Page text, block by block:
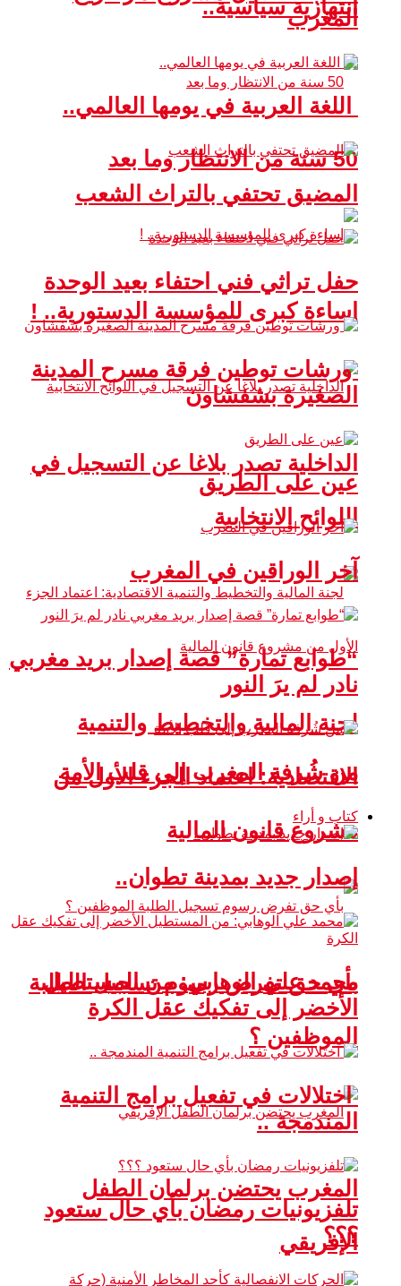
انتهازية سياسية..
50 سنة من الانتظار وما بعد
إساءة كبرى للمؤسسة الدستورية.. !
الداخلية تصدر بلاغا عن التسجيل في
اللوائح الانتخابية
لجنة المالية والتخطيط والتنمية
الاقتصادية: اعتماد الجزء الأول من
مشروع قانون المالية
بأي حق تفرض رسوم تسجيل الطلبة
الموظفين ؟
المغرب يحتضن برلمان الطفل
الإفريقي
المغرب
اللغة العربية في يومها العالمي..
المضيق تحتفي بالتراث الشعب
حفل تراثي فني احتفاء بعيد الوحدة
ورشات توطين فرقة مسرح المدينة
الصغيرة بشفشاون
عين على الطريق
آخر الوراقين في المغرب
“طوابع تمارة” قصة إصدار بريد مغربي
نادر لم يرَ النور
من شُرفة المغرب إلى قلب الأمة
كتاب و أراء
إصدار جديد بمدينة تطوان..
محمد علي الوهابي: من المستطيل
الأخضر إلى تفكيك عقل الكرة
اختلالات في تفعيل برامج التنمية
المندمجة ..
تلفزيونيات رمضان بأي حال ستعود
؟؟؟